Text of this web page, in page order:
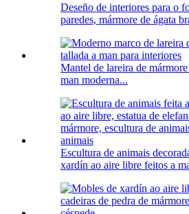
Deseño de interiores para o
paredes, mármore de ágata
Mantel de lareira de
man moderna...
Escultura de animais
xardín ao aire libre feitos a